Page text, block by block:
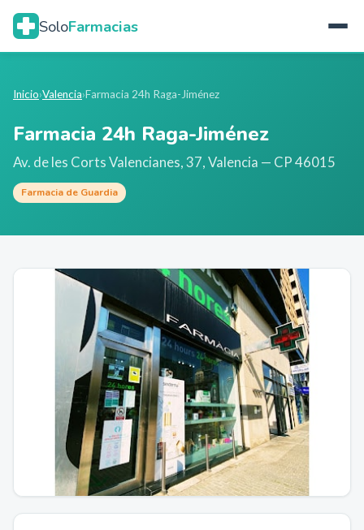
SoloFarmacias
Inicio›Valencia›Farmacia 24h Raga-Jiménez
Farmacia 24h Raga-Jiménez
Av. de les Corts Valencianes, 37,Valencia — CP 46015
Farmacia de Guardia